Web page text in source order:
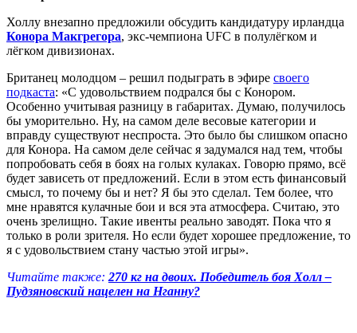
Холлу внезапно предложили обсудить кандидатуру ирландца
Конора Макгрегора, экс-чемпиона UFC в полулёгком и
лёгком дивизионах.
Британец молодцом – решил подыграть в эфире своего
подкаста: «С удовольствием подрался бы с Конором.
Особенно учитывая разницу в габаритах. Думаю, получилось
бы уморительно. Ну, на самом деле весовые категории и
вправду существуют неспроста. Это было бы слишком опасно
для Конора. На самом деле сейчас я задумался над тем, чтобы
попробовать себя в боях на голых кулаках. Говорю прямо, всё
будет зависеть от предложений. Если в этом есть финансовый
смысл, то почему бы и нет? Я бы это сделал. Тем более, что
мне нравятся кулачные бои и вся эта атмосфера. Считаю, это
очень зрелищно. Такие ивенты реально заводят. Пока что я
только в роли зрителя. Но если будет хорошее предложение, то
я с удовольствием стану частью этой игры».
Читайте также: 270 кг на двоих. Победитель боя Холл –
Пудзяновский нацелен на Нганну?